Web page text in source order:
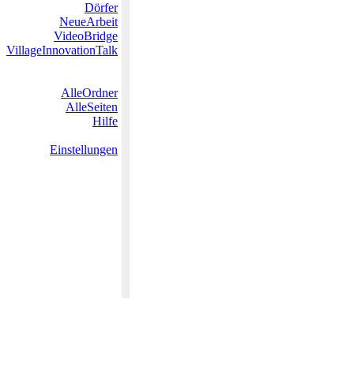
Dörfer
NeueArbeit
VideoBridge
VillageInnovationTalk
AlleOrdner
AlleSeiten
Hilfe
Einstellungen